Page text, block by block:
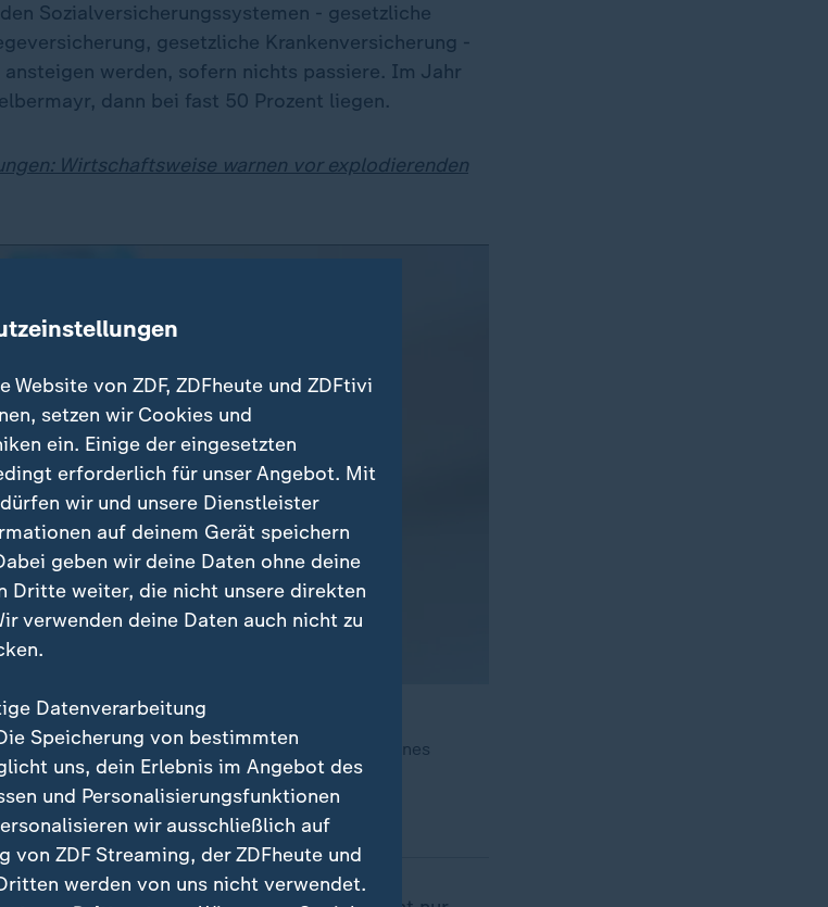
Sozialversicherungssystemen - gesetzliche
gesetzliche Krankenversicherung -
werden, sofern nichts passiere. Im Jahr
dann bei fast 50 Prozent liegen.
Wirtschaftsweise warnen vor explodierenden
erwarten die Wirtschaftsweisen in ihrem neuen
werden demnach steigen - ein vorhergesehenes
Website von ZDF, ZDFheute und ZDFtivi
setzen wir Cookies und
ein. Einige der eingesetzten
erforderlich für unser Angebot. Mit
wir und unsere Dienstleister
auf deinem Gerät speichern
geben wir deine Daten ohne deine
Dritte weiter, die nicht unsere direkten
verwenden deine Daten auch nicht zu
Datenverarbeitung
Speicherung von bestimmten
uns, dein Erlebnis im Angebot des
und Personalisierungsfunktionen
wir ausschließlich auf
von ZDF Streaming, der ZDFheute und
werden von uns nicht verwendet.